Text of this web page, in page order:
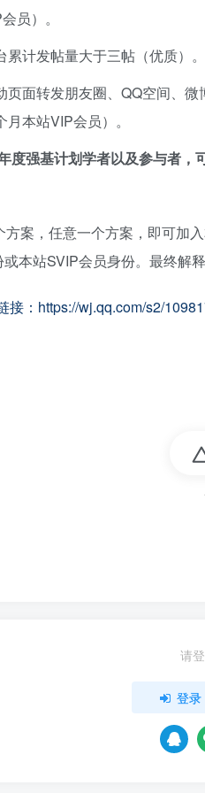
员）。
累计发帖量大于三帖（优质）
页面转发朋友圈、QQ空间、
月本站VIP会员）。
度强基计划学者以及参与者，
案，任意一个方案，即可加
本站SVIP会员身份。最终解释
接：https://wj.qq.com/s2/
请
登录